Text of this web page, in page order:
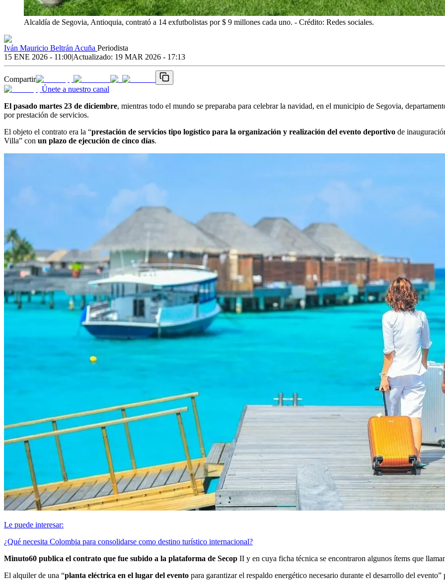
Alcaldía de Segovia, Antioquia, contrató a 14 exfutbolistas por $ 9 millones cada uno. - Crédito: Redes sociales.
Iván Mauricio Beltrán Acuña Periodista
15 ENE 2026 - 11:00|Actualizado: 19 MAR 2026 - 17:13
Compartir
Únete a nuestro canal
El pasado martes 23 de diciembre, mientras todo el mundo se preparaba para celebrar la navidad, en el municipio de Segovia,
por prestación de servicios.
El objeto el contrato era la “prestación de servicios tipo logístico para la organización y realización del evento deportivo de
Villa” con un plazo de ejecución de cinco días.
Le puede interesar:
¿Qué necesita Colombia para consolidarse como destino turístico internacional?
Minuto60 publica el contrato que fue subido a la plataforma de Secop II y en cuya ficha técnica se encontraron algunos ítems que
El alquiler de una “planta eléctrica en el lugar del evento para garantizar el respaldo energético necesario durante el desarrollo del